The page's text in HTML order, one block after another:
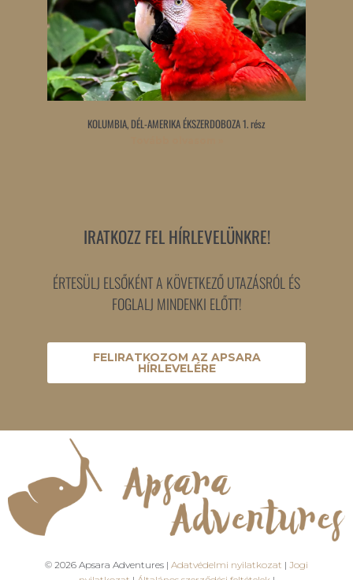
KOLUMBIA, DÉL-AMERIKA ÉKSZERDOBOZA 1. rész
IRATKOZZ FEL HÍRLEVELÜNKRE!
ÉRTESÜLJ ELSŐKÉNT A KÖVETKEZŐ UTAZÁSRÓL ÉS
FOGLALJ MINDENKI ELŐTT!
FELIRATKOZOM AZ APSARA
HÍRLEVELÉRE
© 2026 Apsara Adventures | Adatvédelmi nyilatkozat | Jogi